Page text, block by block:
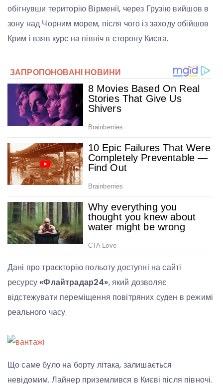
обігнувши територію Вірменії, через Грузію вийшов в
зону над Чорним морем, після чого із заходу обійшов
Крим і взяв курс на північ в сторону Києва.
Дані про траєкторію польоту доступні на сайті
ресурсу «Флайтрадар24», який дозволяє
відстежувати переміщення повітряних суден в режимі
реального часу.
Що саме було на борту літака, залишається
невідомим. Лайнер приземлився в Києві після півночі.